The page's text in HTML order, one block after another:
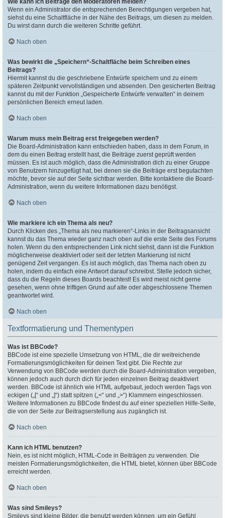
Wie kann ich Beiträge den Moderatoren melden?
Wenn ein Administrator die entsprechenden Berechtigungen vergeben hat,
siehst du eine Schaltfläche in der Nähe des Beitrags, um diesen zu melden.
Du wirst dann durch die weiteren Schritte geführt.
Nach oben
Was bewirkt die „Speichern“-Schaltfläche beim Schreiben eines
Beitrags?
Hiermit kannst du die geschriebene Entwürfe speichern und zu einem
späteren Zeitpunkt vervollständigen und absenden. Den gesicherten Beitrag
kannst du mit der Funktion „Gespeicherte Entwürfe verwalten“ in deinem
persönlichen Bereich erneut laden.
Nach oben
Warum muss mein Beitrag erst freigegeben werden?
Die Board-Administration kann entschieden haben, dass in dem Forum, in
dem du einen Beitrag erstellt hast, die Beiträge zuerst geprüft werden
müssen. Es ist auch möglich, dass die Administration dich zu einer Gruppe
von Benutzern hinzugefügt hat, bei denen sie die Beiträge erst begutachten
möchte, bevor sie auf der Seite sichtbar werden. Bitte kontaktiere die Board-
Administration, wenn du weitere Informationen dazu benötigst.
Nach oben
Wie markiere ich ein Thema als neu?
Durch Klicken des „Thema als neu markieren“-Links in der Beitragsansicht
kannst du das Thema wieder ganz nach oben auf die erste Seite des Forums
holen. Wenn du den entsprechenden Link nicht siehst, dann ist die Funktion
möglicherweise deaktiviert oder seit der letzten Markierung ist nicht
genügend Zeit vergangen. Es ist auch möglich, das Thema nach oben zu
holen, indem du einfach eine Antwort darauf schreibst. Stelle jedoch sicher,
dass du die Regeln dieses Boards beachtest! Es wird meist nicht gerne
gesehen, wenn ohne triftigen Grund auf alte oder abgeschlossene Themen
geantwortet wird.
Nach oben
Textformatierung und Thementypen
Was ist BBCode?
BBCode ist eine spezielle Umsetzung von HTML, die dir weitreichende
Formatierungsmöglichkeiten für deinen Text gibt. Die Rechte zur
Verwendung von BBCode werden durch die Board-Administration vergeben,
können jedoch auch durch dich für jeden einzelnen Beitrag deaktiviert
werden. BBCode ist ähnlich wie HTML aufgebaut, jedoch werden Tags von
eckigen („[“ und „]“) statt spitzen („<“ und „>“) Klammern eingeschlossen.
Weitere Informationen zu BBCode findest du auf einer speziellen Hilfe-Seite,
die von der Seite zur Beitragserstellung aus zugänglich ist.
Nach oben
Kann ich HTML benutzen?
Nein, es ist nicht möglich, HTML-Code in Beiträgen zu verwenden. Die
meisten Formatierungsmöglichkeiten, die HTML bietet, können über BBCode
erreicht werden.
Nach oben
Was sind Smileys?
Smileys sind kleine Bilder, die benutzt werden können, um ein Gefühl